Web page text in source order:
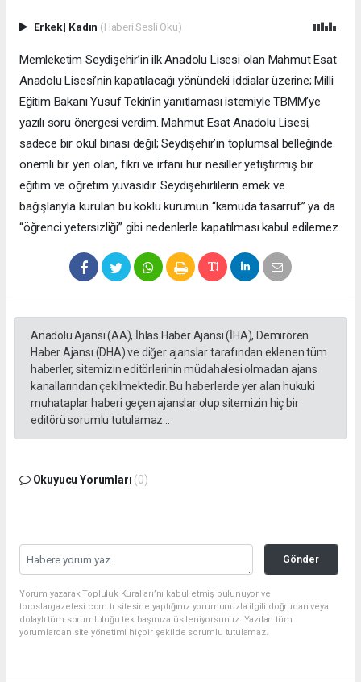
Erkek| Kadın (Haberi Sesli Oku)
Memleketim Seydişehir’in ilk Anadolu Lisesi olan Mahmut Esat
Anadolu Lisesi’nin kapatılacağı yönündeki iddialar üzerine; Milli
Eğitim Bakanı Yusuf Tekin’in yanıtlaması istemiyle TBMM’ye
yazılı soru önergesi verdim. Mahmut Esat Anadolu Lisesi,
sadece bir okul binası değil; Seydişehir’in toplumsal belleğinde
önemli bir yeri olan, fikri ve irfanı hür nesiller yetiştirmiş bir
eğitim ve öğretim yuvasıdır. Seydişehirlilerin emek ve
bağışlarıyla kurulan bu köklü kurumun “kamuda tasarruf” ya da
“öğrenci yetersizliği” gibi nedenlerle kapatılması kabul edilemez.
Anadolu Ajansı (AA), İhlas Haber Ajansı (İHA), Demirören
Haber Ajansı (DHA) ve diğer ajanslar tarafından eklenen tüm
haberler, sitemizin editörlerinin müdahalesi olmadan ajans
kanallarından çekilmektedir. Bu haberlerde yer alan hukuki
muhataplar haberi geçen ajanslar olup sitemizin hiç bir
editörü sorumlu tutulamaz...
Okuyucu Yorumları (0)
Gönder
Yorum yazarak Topluluk Kuralları’nı kabul etmiş bulunuyor ve
toroslargazetesi.com.tr sitesine yaptığınız yorumunuzla ilgili doğrudan veya
dolaylı tüm sorumluluğu tek başınıza üstleniyorsunuz. Yazılan tüm
yorumlardan site yönetimi hiçbir şekilde sorumlu tutulamaz.